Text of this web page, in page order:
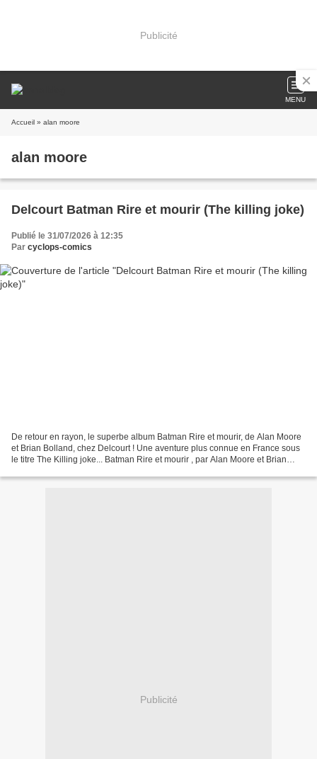
Publicité
MENU
Accueil » alan moore
alan moore
Delcourt Batman Rire et mourir (The killing joke)
Publié le 31/07/2026 à 12:35
Par cyclops-comics
De retour en rayon, le superbe album Batman Rire et mourir, de Alan Moore
et Brian Bolland, chez Delcourt ! Une aventure plus connue en France sous
le titre The Killing joke... Batman Rire et mourir , par Alan Moore et Brian
Publicité